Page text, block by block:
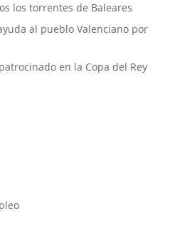
los torrentes de Baleares
al pueblo Valenciano por
en la Copa del Rey